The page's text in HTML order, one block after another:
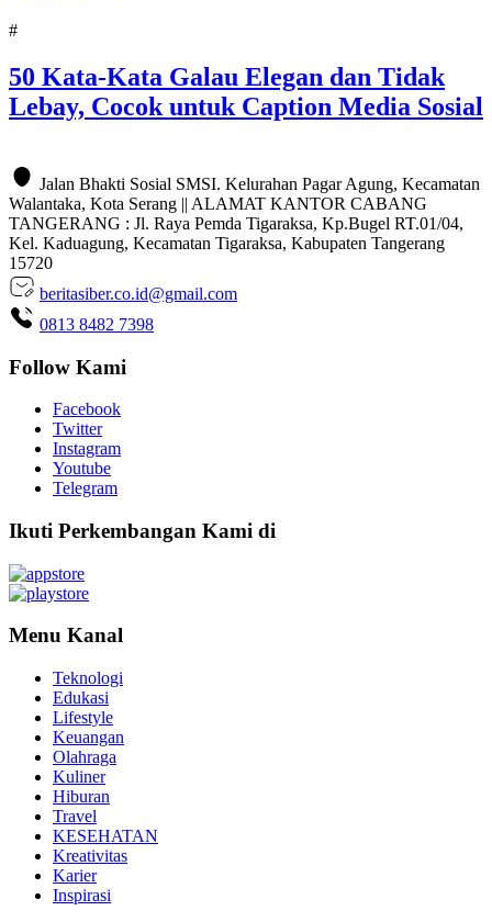
#
50 Kata-Kata Galau Elegan dan Tidak
Lebay, Cocok untuk Caption Media Sosial
Jalan Bhakti Sosial SMSI. Kelurahan Pagar Agung, Kecamatan
Walantaka, Kota Serang || ALAMAT KANTOR CABANG
TANGERANG : Jl. Raya Pemda Tigaraksa, Kp.Bugel RT.01/04,
Kel. Kaduagung, Kecamatan Tigaraksa, Kabupaten Tangerang
15720
beritasiber.co.id@gmail.com
0813 8482 7398
Follow Kami
Facebook
Twitter
Instagram
Youtube
Telegram
Ikuti Perkembangan Kami di
Menu Kanal
Teknologi
Edukasi
Lifestyle
Keuangan
Olahraga
Kuliner
Hiburan
Travel
KESEHATAN
Kreativitas
Karier
Inspirasi